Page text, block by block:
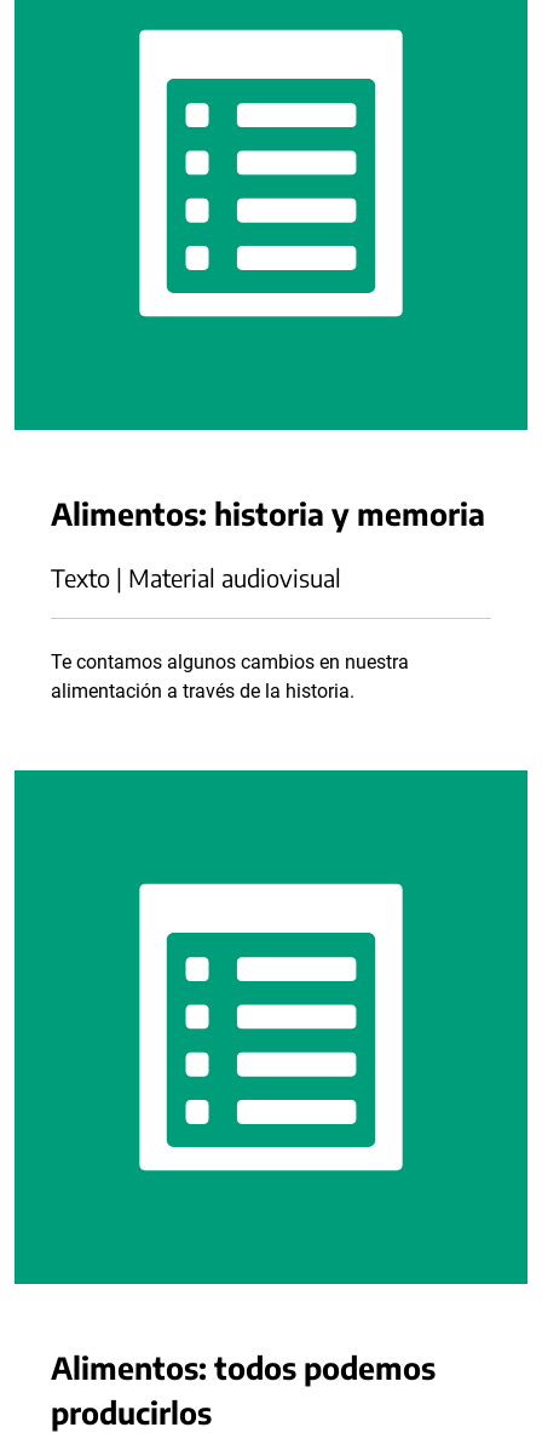
Alimentos: historia y memoria
Texto | Material audiovisual
Te contamos algunos cambios en nuestra
alimentación a través de la historia.
Alimentos: todos podemos
producirlos